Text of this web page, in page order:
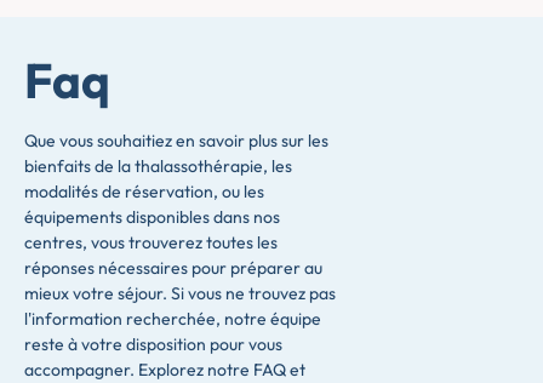
Faq
Que vous souhaitiez en savoir plus sur les
bienfaits de la thalassothérapie, les
modalités de réservation, ou les
équipements disponibles dans nos
centres, vous trouverez toutes les
réponses nécessaires pour préparer au
mieux votre séjour. Si vous ne trouvez pas
l'information recherchée, notre équipe
reste à votre disposition pour vous
accompagner. Explorez notre FAQ et